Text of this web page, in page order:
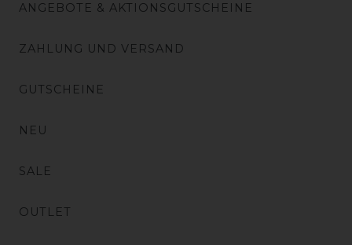
ANGEBOTE & AKTIONSGUTSCHEINE
ZAHLUNG UND VERSAND
GUTSCHEINE
NEU
SALE
OUTLET